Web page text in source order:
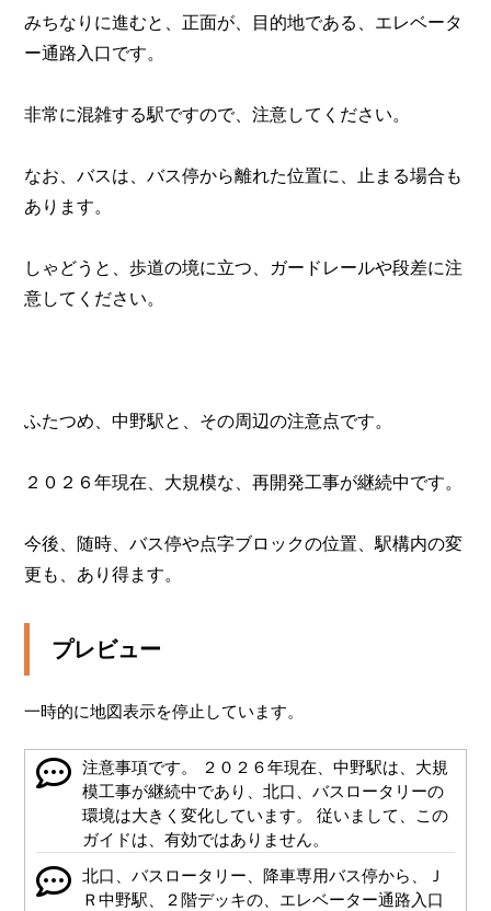
みちなりに進むと、正面が、目的地である、エレベータ
ー通路入口です。
非常に混雑する駅ですので、注意してください。
なお、バスは、バス停から離れた位置に、止まる場合も
あります。
しゃどうと、歩道の境に立つ、ガードレールや段差に注
意してください。
ふたつめ、中野駅と、その周辺の注意点です。
２０２６年現在、大規模な、再開発工事が継続中です。
今後、随時、バス停や点字ブロックの位置、駅構内の変
更も、あり得ます。
プレビュー
一時的に地図表示を停止しています。
注意事項です。 ２０２６年現在、中野駅は、大規
模工事が継続中であり、北口、バスロータリーの
環境は大きく変化しています。 従いまして、この
ガイドは、有効ではありません。
北口、バスロータリー、降車専用バス停から、Ｊ
Ｒ中野駅、２階デッキの、エレベーター通路入口